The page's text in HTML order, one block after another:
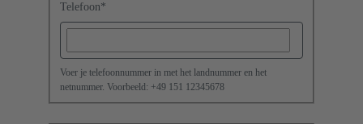
Telefoon*
Voer je telefoonnummer in met het landnummer en het
netnummer. Voorbeeld: +49 151 12345678